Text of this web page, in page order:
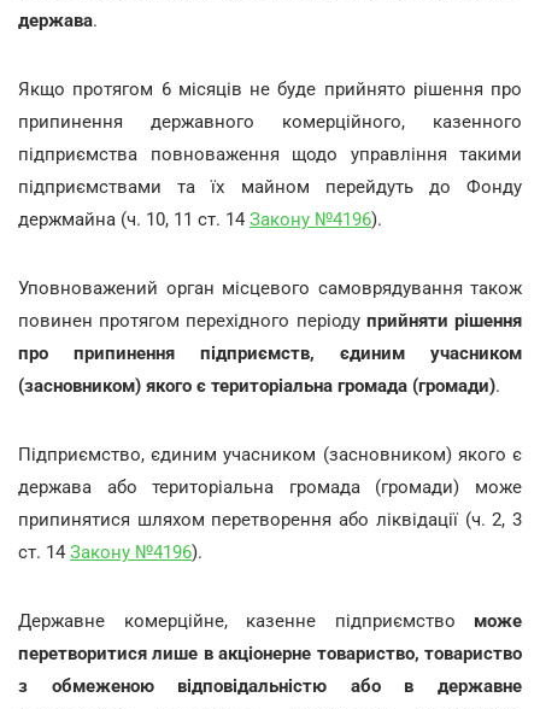
держава.
Якщо протягом 6 місяців не буде прийнято рішення про
припинення державного комерційного, казенного
підприємства повноваження щодо управління такими
підприємствами та їх майном перейдуть до Фонду
держмайна (ч. 10, 11 ст. 14 Закону №4196).
Уповноважений орган місцевого самоврядування також
повинен протягом перехідного періоду прийняти рішення
про припинення підприємств, єдиним учасником
(засновником) якого є територіальна громада (громади).
Підприємство, єдиним учасником (засновником) якого є
держава або територіальна громада (громади) може
припинятися шляхом перетворення або ліквідації (ч. 2, 3
ст. 14 Закону №4196).
Державне комерційне, казенне підприємство може
перетворитися лише в акціонерне товариство, товариство
з обмеженою відповідальністю або в державне